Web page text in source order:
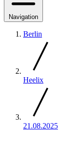
Navigation
Berlin
Heelix
21.08.2025